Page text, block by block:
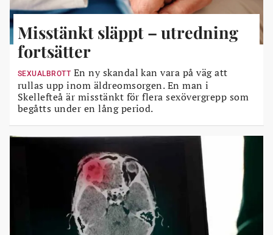
Misstänkt släppt – utredning
fortsätter
SEXUALBROTT En ny skandal kan vara på väg att
rullas upp inom äldreomsorgen. En man i
Skellefteå är misstänkt för flera sexövergrepp som
begåtts under en lång period.